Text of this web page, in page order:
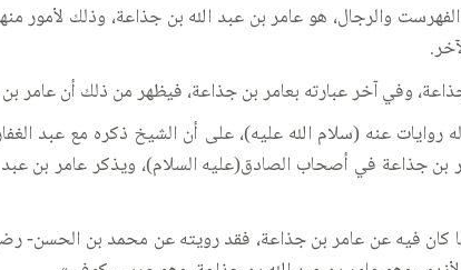
والرجال، هو عامر بن عبد الله بن جذاعة، وذلك لأمور
وفي آخر عبارته بعامر بن جذاعة، فيظهر من ذلك أن عامر
عنه (سلام الله عليه)، على أن الشيخ ذكره مع عبد
جذاعة في أصحاب الصادق(عليه السلام)، ويذكر عامر بن
فيه عن عامر بن جذاعة، فقد رويته عن محمد بن الحسن-